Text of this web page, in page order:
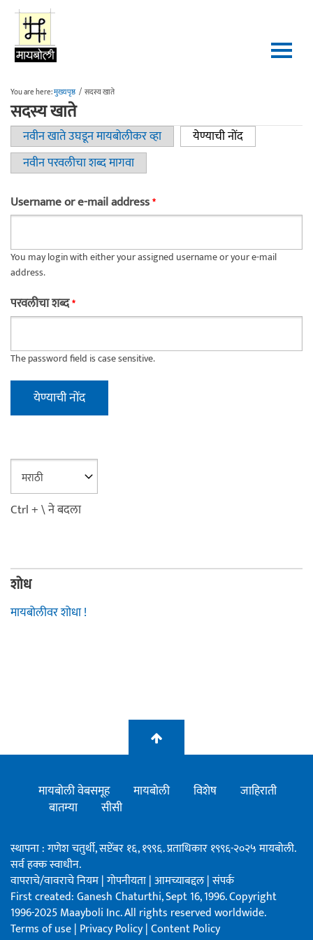
Skip to main content
You are here:मुख्यपृष्ठ / सदस्य खाते
सदस्य खाते
Primary tabs
नवीन खाते उघडून मायबोलीकर व्हा येण्याची नोंद(active tab)
नवीन परवलीचा शब्द मागवा
Username or e-mail address*
You may login with either your assigned username or your e-mail
address.
परवलीचा शब्द*
The password field is case sensitive.
Ctrl + \ ने बदला
शोध
मायबोलीवर शोधा !
मायबोली वेबसमूह मायबोली विशेष
जाहिराती
बातम्या
सीसी
स्थापना : गणेश चतुर्थी, सप्टेंबर १६, १९९६. प्रताधिकार १९९६-२०२५ मायबोली.
सर्व हक्क स्वाधीन.
वापराचे/वावराचे नियम|गोपनीयता|आमच्याबद्दल|संपर्क
First created: Ganesh Chaturthi, Sept 16, 1996. Copyright
1996-2025 Maayboli Inc. All rights reserved worldwide.
Terms of use| Privacy Policy|Content Policy